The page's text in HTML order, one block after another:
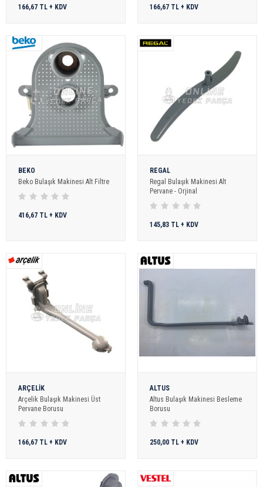
166,67 TL + KDV 166,67 TL + KDV
BEKO
Beko Bulaşık Makinesi Alt Filtre
416,67 TL + KDV
REGAL
Regal Bulaşık Makinesi Alt
Pervane - Orjinal
145,83 TL + KDV
ARÇELİK
Arçelik Bulaşık Makinesi Üst
Pervane Borusu
166,67 TL + KDV
ALTUS
Altus Bulaşık Makinesi Besleme
Borusu
250,00 TL + KDV